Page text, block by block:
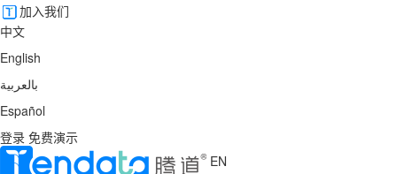
加入我们
中文
English
بالعربية
Español
登录 免费演示
EN